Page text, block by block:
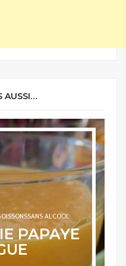
AUSSI…
SANS ALCOOL
PAPAYE